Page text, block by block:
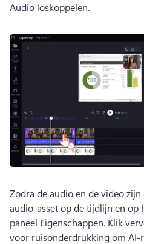
Audio loskoppelen.
Zodra de audio en de video
audio-asset op de tijdlijn en op
paneel Eigenschappen. Klik
voor ruisonderdrukking om